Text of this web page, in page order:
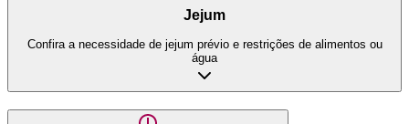
Jejum
Confira a necessidade de jejum prévio e restrições de alimentos ou
água